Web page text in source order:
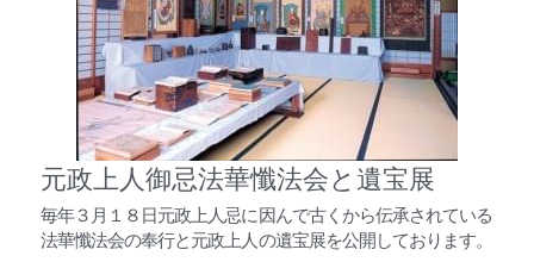
元政上人御忌法華懺法会と遺宝展
毎年３月１８日元政上人忌に因んで古くから伝承されている
法華懺法会の奉行と元政上人の遺宝展を公開しております。